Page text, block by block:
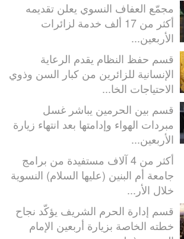
مجمّع العفاف النسوي يعلن تقديمه
أكثر من 17 ألف خدمة لزائرات
الأربعين...
قسم حفظ النظام يقدم الرعاية
الإنسانية للزائرين من كبار السن وذوي
الاحتياجات الخا...
قسم بين الحرمين يباشر غسل
مبردات الهواء وإدامتها بعد انتهاء زيارة
الأربعين...
أكثر من 4 آلاف مستفيدة من برامج
جامعة أم البنين (عليها السلام) النسوية
خلال الأر...
قسم إدارة الحرم الشريف يؤكّد نجاح
خطته الخاصة بزيارة أربعين الإمام